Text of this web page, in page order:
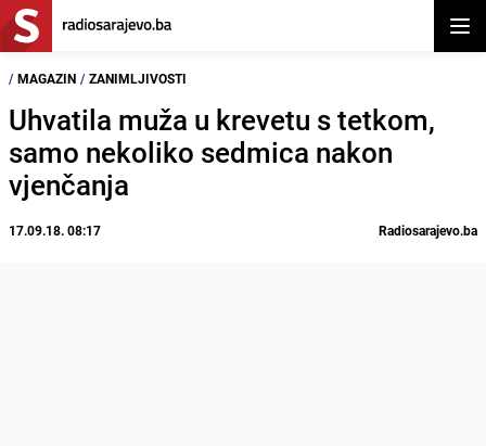
/ MAGAZIN / ZANIMLJIVOSTI
Uhvatila muža u krevetu s tetkom,
samo nekoliko sedmica nakon
vjenčanja
17.09.18. 08:17 Radiosarajevo.ba